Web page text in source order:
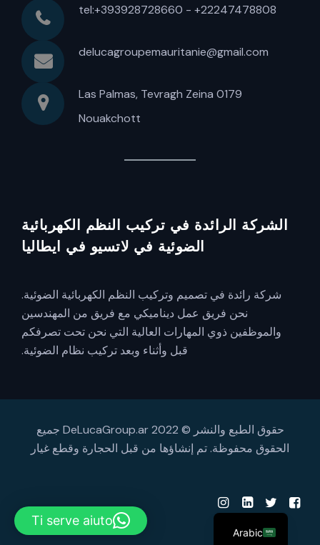
tel:+393928728660 - +22247478808
delucagroupemauritanie@gmail.com
Las Palmas, Tevragh Zeina 0179
Nouakchott
الشركة الرائدة في تركيب النظم الكهربائية
الضوئية في لاتسيو في ايطاليا
شركة رائدة في تصميم وتركيب النظم الكهربائية الضوئية.
نحن فريق عمل ديناميكي مع فريق من المهندسين
والموظفين ذوي المهارات العالية التي نحن تحت تصرفكم
قبل وأثناء وبعد تركيب نظام الضوئية.
حقوق الطبع والنشر © 2022 DeLucaGroup.ar جميع
الحقوق محفوظة. تم إنشاؤها من قبل الحجارة وقطع غيار
Ti serve aiuto
Arabic